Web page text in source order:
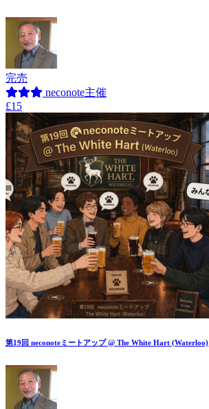
完売
neconote主催
£15
第19回 neconoteミートアップ @ The White Hart (Waterloo)